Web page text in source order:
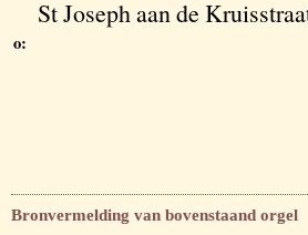
St Joseph aan de
o:
Bronvermelding van bovenstaand orgel